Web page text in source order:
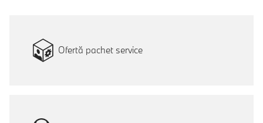
Ofertă pachet service